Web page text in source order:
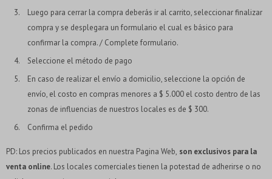
Luego para cerrar la compra deberás ir al carrito, seleccionar finalizar
compra y se desplegara un formulario el cual es básico para
confirmar la compra. / Complete formulario.
Seleccione el método de pago
En caso de realizar el envío a domicilio, seleccione la opción de
envío, el costo en compras menores a $ 5.000 el costo dentro de las
zonas de influencias de nuestros locales es de $ 300.
Confirma el pedido
PD: Los precios publicados en nuestra Pagina Web, son exclusivos para la
venta online. Los locales comerciales tienen la potestad de adherirse o no